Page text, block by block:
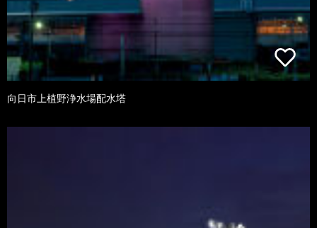
向日市上植野浄水場配水塔